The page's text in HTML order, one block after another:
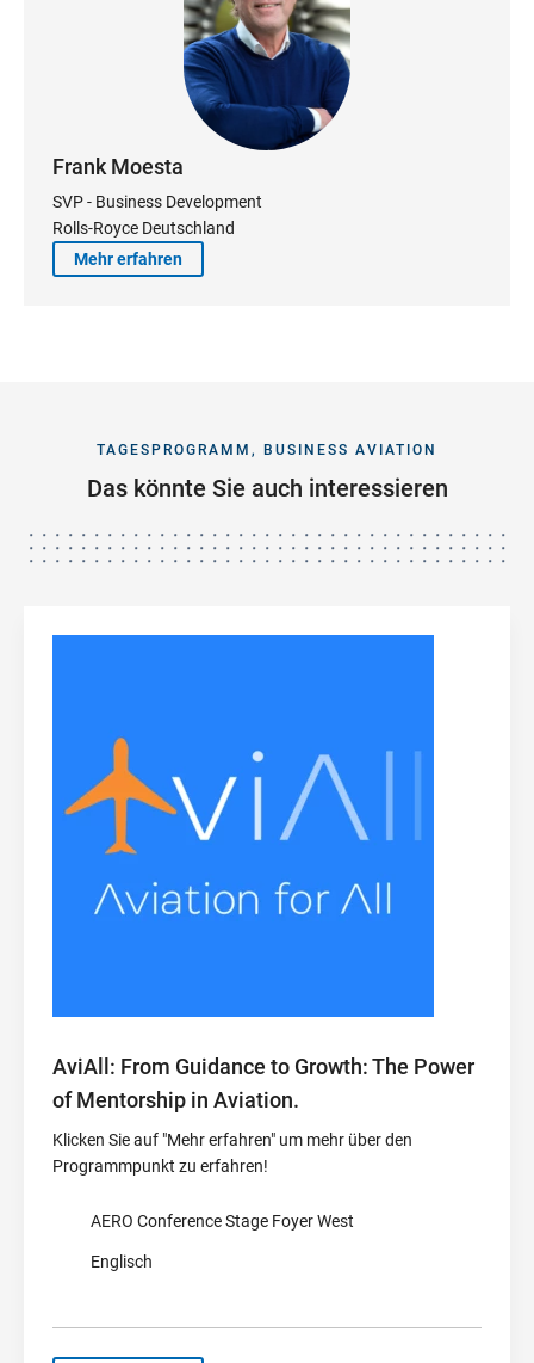
Frank Moesta
SVP - Business Development
Rolls-Royce Deutschland
Mehr erfahren
TAGESPROGRAMM, BUSINESS AVIATION
Das könnte Sie auch interessieren
AviAll: From Guidance to Growth: The Power
of Mentorship in Aviation.
Klicken Sie auf "Mehr erfahren" um mehr über den
Programmpunkt zu erfahren!
AERO Conference Stage Foyer West
Englisch